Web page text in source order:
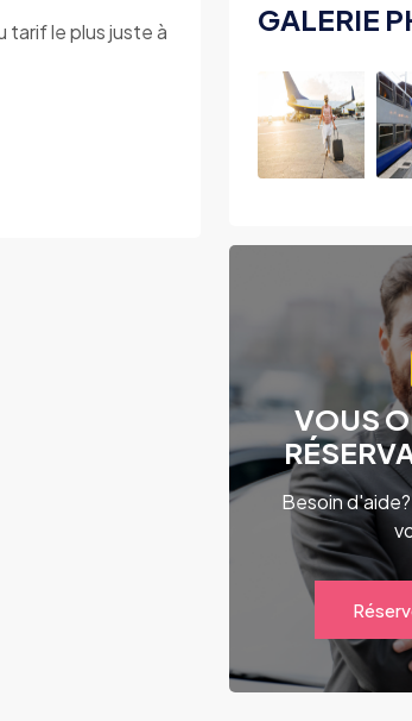
tarif le plus juste à
GALERIE
VOUS
Besoin